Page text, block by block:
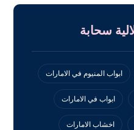
سحابة
ابواب المنيوم في الامارات
ابواب في الامارات
اخشاب الامارات